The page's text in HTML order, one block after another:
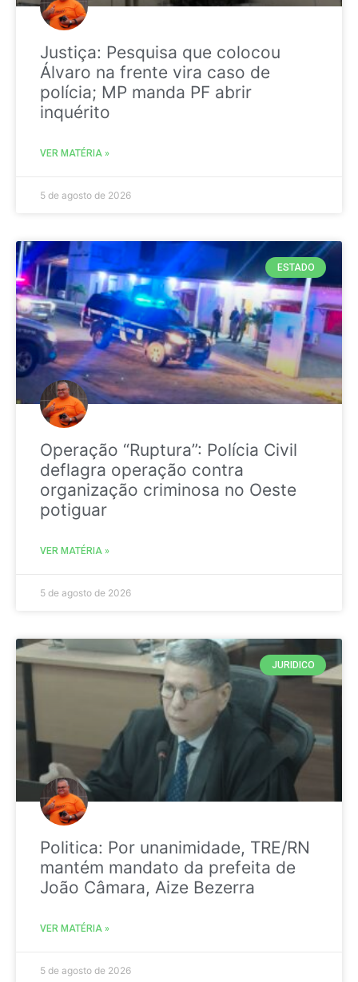
Justiça: Pesquisa que colocou
Álvaro na frente vira caso de
polícia; MP manda PF abrir
inquérito
VER MATÉRIA »
5 de agosto de 2026
ESTADO
Operação “Ruptura”: Polícia Civil
deflagra operação contra
organização criminosa no Oeste
potiguar
VER MATÉRIA »
5 de agosto de 2026
JURIDICO
Politica: Por unanimidade, TRE/RN
mantém mandato da prefeita de
João Câmara, Aize Bezerra
VER MATÉRIA »
5 de agosto de 2026